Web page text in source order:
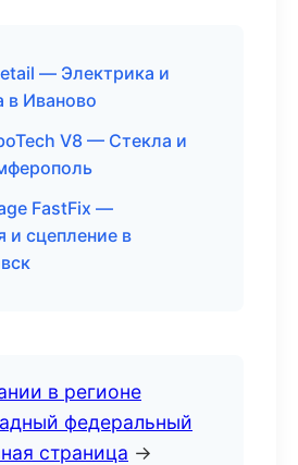
— Электрика и
в Иваново
V8 — Стекла и
FastFix —
и сцепление в
в регионе
федеральный
страница →